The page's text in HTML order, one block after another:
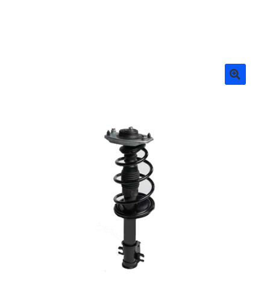
Bedrijfswagen parts